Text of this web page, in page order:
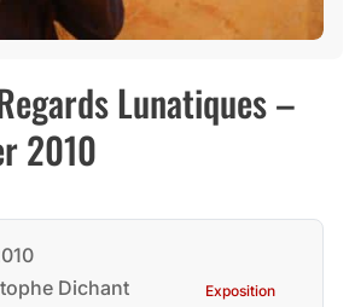
Lunatiques –
2010
Dichant
Exposition